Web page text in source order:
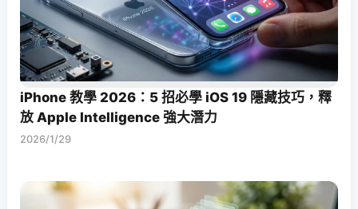
iPhone 教學 2026：5 招必學 iOS 19 隱藏技巧，釋
放 Apple Intelligence 強大潛力
2026/1/29